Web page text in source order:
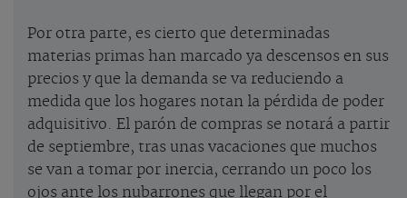
Por otra parte, es cierto que determinadas
materias primas han marcado ya descensos en sus
precios y que la demanda se va reduciendo a
medida que los hogares notan la pérdida de poder
adquisitivo. El parón de compras se notará a partir
de septiembre, tras unas vacaciones que muchos
se van a tomar por inercia, cerrando un poco los
ojos ante los nubarrones que llegan por el